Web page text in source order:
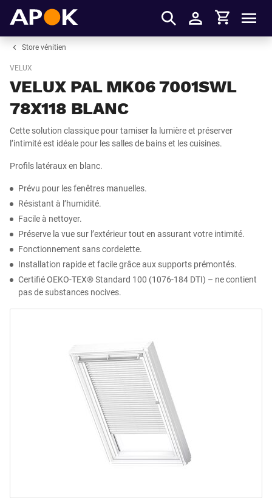
S'identifier
Panier
Store vénitien
VELUX
VELUX PAL MK06 7001SWL
78X118 BLANC
Cette solution classique pour tamiser la lumière et préserver
l’intimité est idéale pour les salles de bains et les cuisines.
Profils latéraux en blanc.
Prévu pour les fenêtres manuelles.
Résistant à l’humidité.
Facile à nettoyer.
Préserve la vue sur l’extérieur tout en assurant votre intimité.
Fonctionnement sans cordelette.
Installation rapide et facile grâce aux supports prémontés.
Certifié OEKO-TEX® Standard 100 (1076-184 DTI) – ne contient
pas de substances nocives.